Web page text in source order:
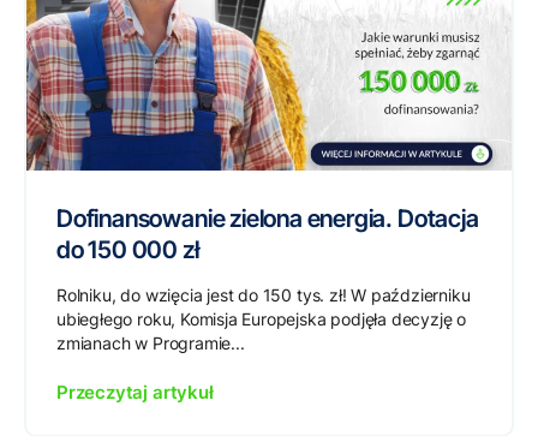
Dofinansowanie zielona energia. Dotacja
do 150 000 zł
Rolniku, do wzięcia jest do 150 tys. zł! W październiku
ubiegłego roku, Komisja Europejska podjęła decyzję o
zmianach w Programie...
Przeczytaj artykuł